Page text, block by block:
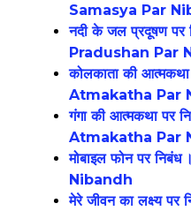
Samasya Par
नदी के जल प्रदूषण
Pradushan Par
कोलकाता की
Atmakatha Par
गंगा की आत्मकथा पर
Atmakatha Par
मोबाइल फोन पर
Nibandh
मेरे जीवन का लक्ष्य